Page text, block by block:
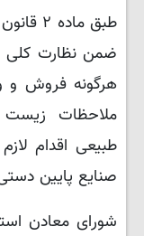
طبق
ضمن نظارت کلی
هرگونه فروش و
ملاحظات
طبیعی اقدام
صنایع پایین
شورای معادن